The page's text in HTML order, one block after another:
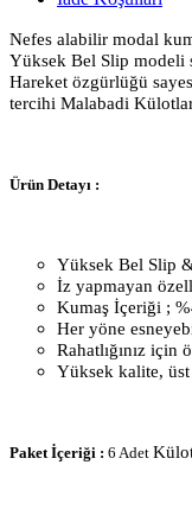
Nefes alabilir modal
Yüksek Bel Slip modeli
Hareket özgürlüğü
tercihi Malabadi
Ürün Detayı :
Yüksek Bel Slip
İz yapmayan
Kumaş İçeriği ;
Her yöne
Rahatlığınız
Yüksek kalite,
Paket İçeriği : 6 Adet